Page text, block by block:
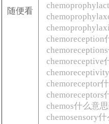
随便看
chemoreception
chemoreceptive
chemoreceptor
chemoreceptors
chemos什么意
chemosensory